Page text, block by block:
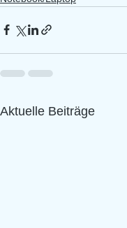
Aktuelle Beiträge